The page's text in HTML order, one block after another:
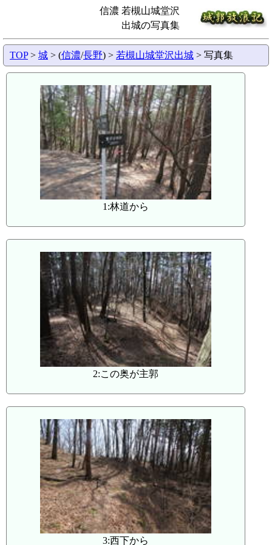
信濃 若槻山城堂沢
出城の写真集
TOP> 城 > (信濃/長野) > 若槻山城堂沢出城 > 写真集
1:林道から
2:この奥が主郭
3:西下から